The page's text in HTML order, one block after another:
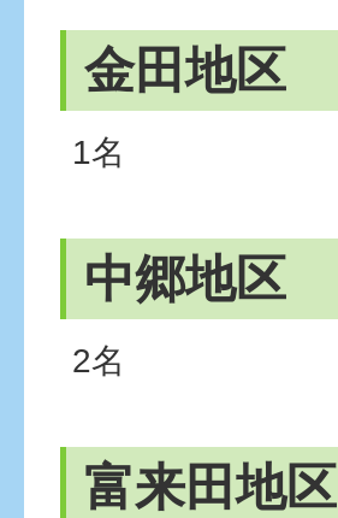
金田地区
1名
中郷地区
2名
富来田地区